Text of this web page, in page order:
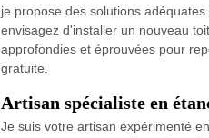
je propose des solutions
envisagez d'installer un nouveau
approfondies et éprouvées pour
gratuite.
Artisan spécialiste en
Je suis votre artisan expérimenté